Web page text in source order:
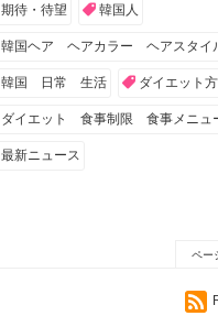
期待・待望 韓国人
韓国ヘア ヘアカラー ヘアスタイ
韓国 日常 生活 ダイエット
ダイエット 食事制限 食事メニュ
最新ニュース
ペー